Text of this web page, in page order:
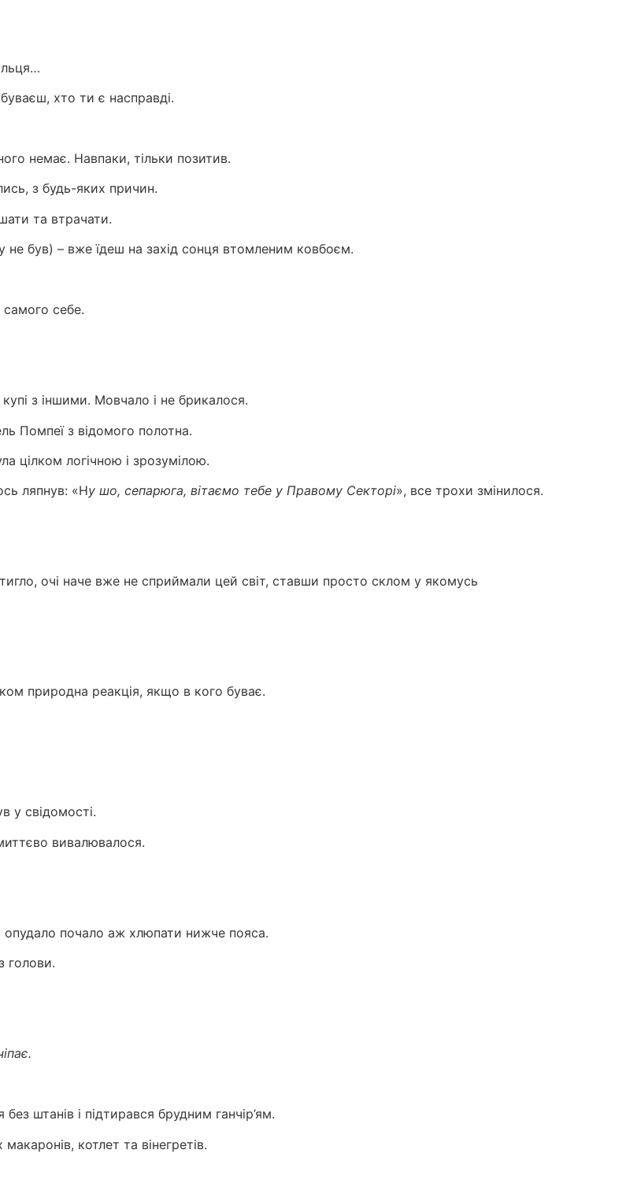
хто ти є насправді.
немає. Навпаки, тільки позитив.
з будь-яких причин.
та втрачати.
був) – вже їдеш на захід сонця втомленим ковбоєм.
самого себе.
з іншими. Мовчало і не брикалося.
Помпеї з відомого полотна.
цілком логічною і зрозумілою.
ляпнув: «Ну шо, сепарюга, вітаємо тебе у Правому Секторі», все трохи змінилося.
очі наче вже не сприймали цей світ, ставши просто склом у якомусь
природна реакція, якщо в кого буває.
у свідомості.
вивалювалося.
почало аж хлюпати нижче пояса.
голови.
штанів і підтирався брудним ганчір’ям.
котлет та вінегретів.